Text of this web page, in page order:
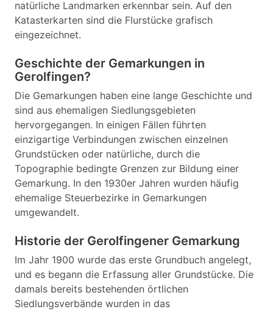
natürliche Landmarken erkennbar sein. Auf den
Katasterkarten sind die Flurstücke grafisch
eingezeichnet.
Geschichte der Gemarkungen in
Gerolfingen?
Die Gemarkungen haben eine lange Geschichte und
sind aus ehemaligen Siedlungsgebieten
hervorgegangen. In einigen Fällen führten
einzigartige Verbindungen zwischen einzelnen
Grundstücken oder natürliche, durch die
Topographie bedingte Grenzen zur Bildung einer
Gemarkung. In den 1930er Jahren wurden häufig
ehemalige Steuerbezirke in Gemarkungen
umgewandelt.
Historie der Gerolfingener Gemarkung
Im Jahr 1900 wurde das erste Grundbuch angelegt,
und es begann die Erfassung aller Grundstücke. Die
damals bereits bestehenden örtlichen
Siedlungsverbände wurden in das